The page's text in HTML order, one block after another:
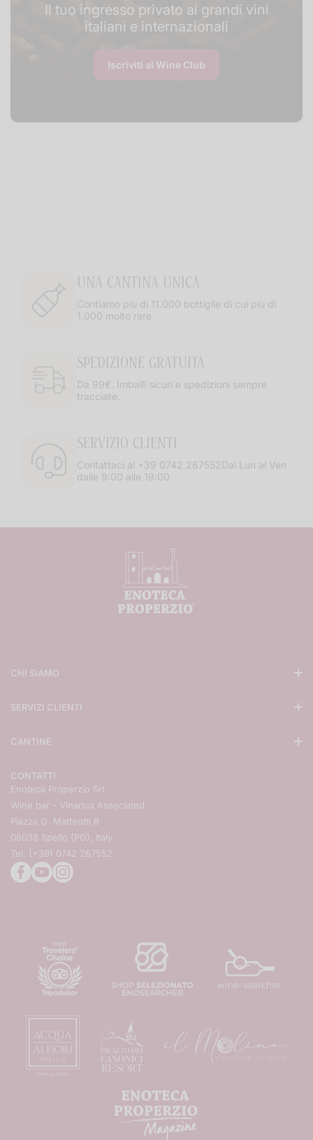
Il tuo ingresso privato ai grandi vini
italiani e internazionali
Iscriviti al Wine Club
UNA CANTINA UNICA
Contiamo più di 11.000 bottiglie di cui più di
1.000 molto rare
SPEDIZIONE GRATUITA
Da 99€. Imballi sicuri e spedizioni sempre
tracciate.
SERVIZIO CLIENTI
Contattaci al +39 0742 267552Dal Lun al Ven
dalle 9:00 alle 19:00
CHI SIAMO
Progetto realizzato grazie ai fondi europei della regione Umbria
Matrimoni ed eventi
Regali aziendali
SERVIZI CLIENTI
Resi e rimborsi
Contatti
CANTINE
Valentini
Giacomo coterno
Tenuta san guido
Tutte le cantine
CONTATTI
Enoteca Properzio Srl
Wine bar - Vinarius Associated
Piazza G. Matteotti 8
06038 Spello (PG), Italy
Tel. (+39) 0742 267552
facebookcom/theAngelinis/
youtubecom/user/EnotecaProperzio
instagramcom/enotecaproperzio/